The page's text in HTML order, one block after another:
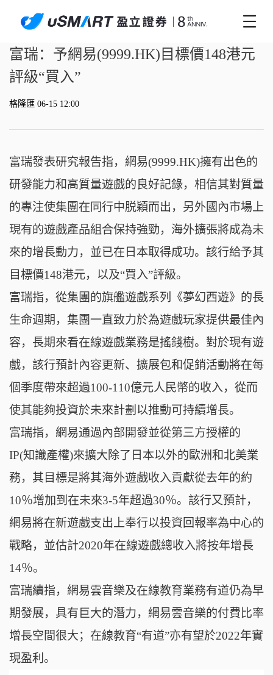
富瑞：予網易(9999.HK)目標價148港元
評級“買入”
格隆匯 06-15 12:00
富瑞發表研究報告指，網易(9999.HK)擁有出色的
研發能力和高質量遊戲的良好記錄，相信其對質量
的專注使集團在同行中脱穎而出，另外國內市場上
現有的遊戲產品組合保持強勁，海外擴張將成為未
來的增長動力，並已在日本取得成功。該行給予其
目標價148港元，以及“買入”評級。
富瑞指，從集團的旗艦遊戲系列《夢幻西遊》的長
生命週期，集團一直致力於為遊戲玩家提供最佳內
容，長期來看在線遊戲業務是搖錢樹。對於現有遊
戲，該行預計內容更新、擴展包和促銷活動將在每
個季度帶來超過100-110億元人民幣的收入，從而
使其能夠投資於未來計劃 以推動可持續增長。
富瑞指，網易通過內部開發並從第三方授權的
IP(知識產權)來擴大除了日本以外的歐洲和北美業
務，其目標是將其海外遊戲收入貢獻從去年的約
10％增加到在未來3-5年超過30％。該行又預計，
網易將在新遊戲支出上奉行以投資回報率為中心的
戰略，並估計2020年在線遊戲總收入將按年增長
14％。
富瑞續指，網易雲音樂及在線教育業務有道仍為早
期發展，具有巨大的潛力，網易雲音樂的付費比率
增長空間很大；在線教育“有道”亦有望於2022年實
現盈利。